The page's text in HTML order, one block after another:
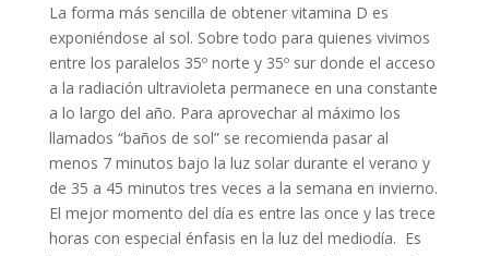
La forma más sencilla de obtener vitamina D es
exponiéndose al sol. Sobre todo para quienes vivimos
entre los paralelos 35º norte y 35º sur donde el acceso
a la radiación ultravioleta permanece en una constante
a lo largo del año. Para aprovechar al máximo los
llamados “baños de sol” se recomienda pasar al
menos 7 minutos bajo la luz solar durante el verano y
de 35 a 45 minutos tres veces a la semana en invierno.
El mejor momento del día es entre las once y las trece
horas con especial énfasis en la luz del mediodía. Es